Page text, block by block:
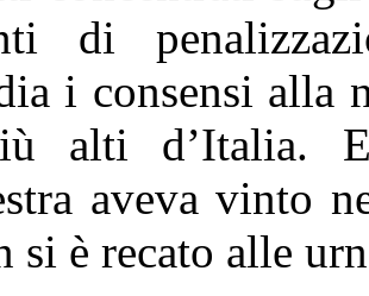
di
i consensi alla
alti d’Italia.
aveva vinto
si è recato alle